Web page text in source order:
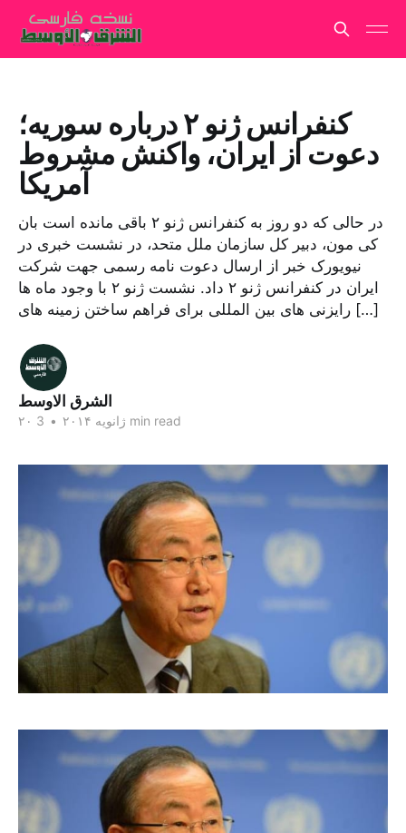
کنفرانس ژنو ۲ درباره سوریه؛
دعوت از ایران، واکنش مشروط
آمریکا
در حالی که دو روز به کنفرانس ژنو ۲ باقی مانده است بان
کی مون، دبیر کل سازمان ملل متحد، در نشست خبری در
نیویورک خبر از ارسال دعوت نامه رسمی جهت شرکت
ایران در کنفرانس ژنو ۲ داد. نشست ژنو ۲ با وجود ماه‌ ها
رایزنی ‌های بین ‌المللی برای فراهم ساختن زمینه ‌های […]
الشرق الاوسط
۲۰ ژانویه ۲۰۱۴ • 3 min read